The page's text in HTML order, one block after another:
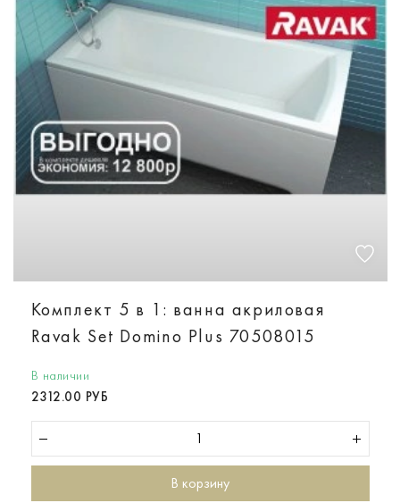
Комплект 5 в 1: ванна акриловая
Ravak Set Domino Plus 70508015
В наличии
2312.00 РУБ
В корзину